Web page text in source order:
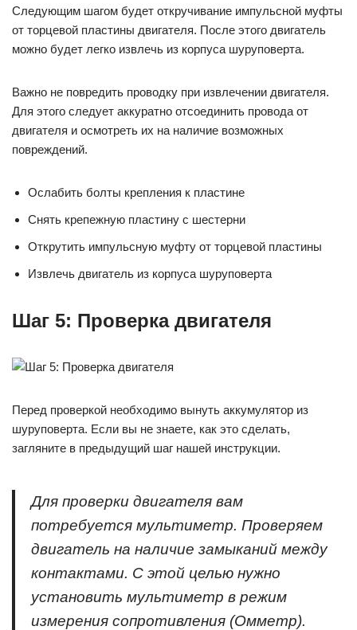
Следующим шагом будет откручивание импульсной муфты
от торцевой пластины двигателя. После этого двигатель
можно будет легко извлечь из корпуса шуруповерта.
Важно не повредить проводку при извлечении двигателя.
Для этого следует аккуратно отсоединить провода от
двигателя и осмотреть их на наличие возможных
повреждений.
Ослабить болты крепления к пластине
Снять крепежную пластину с шестерни
Открутить импульсную муфту от торцевой пластины
Извлечь двигатель из корпуса шуруповерта
Шаг 5: Проверка двигателя
Перед проверкой необходимо вынуть аккумулятор из
шуруповерта. Если вы не знаете, как это сделать,
загляните в предыдущий шаг нашей инструкции.
Для проверки двигателя вам
потребуется мультиметр. Проверяем
двигатель на наличие замыканий между
контактами. С этой целью нужно
установить мультиметр в режим
измерения сопротивления (Омметр).